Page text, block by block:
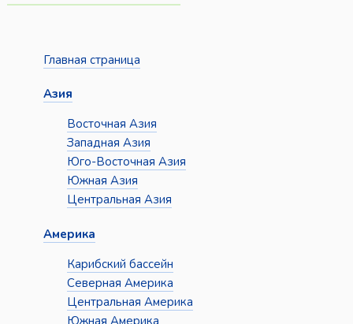
Главная страница
Азия
Восточная Азия
Западная Азия
Юго-Восточная Азия
Южная Азия
Центральная Азия
Америка
Карибский бассейн
Северная Америка
Центральная Америка